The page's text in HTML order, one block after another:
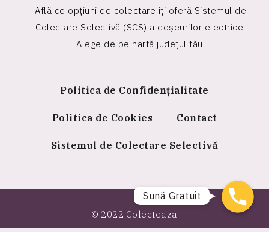
Află ce opțiuni de colectare îți oferă Sistemul de
Colectare Selectivă (SCS) a deșeurilor electrice.
Alege de pe hartă județul tău!
Politica de Confidențialitate
Politica de Cookies Contact
Sistemul de Colectare Selectivă
© 2022 Colecteaza
Sună Gratuit